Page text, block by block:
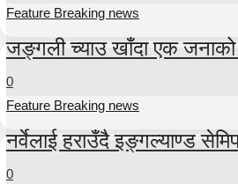
Feature Breaking news
जङ्गली च्याउ खाँदा एक
0
Feature Breaking news
नर्वेलाई हराउँदै इङ्गल्याण्ड
0